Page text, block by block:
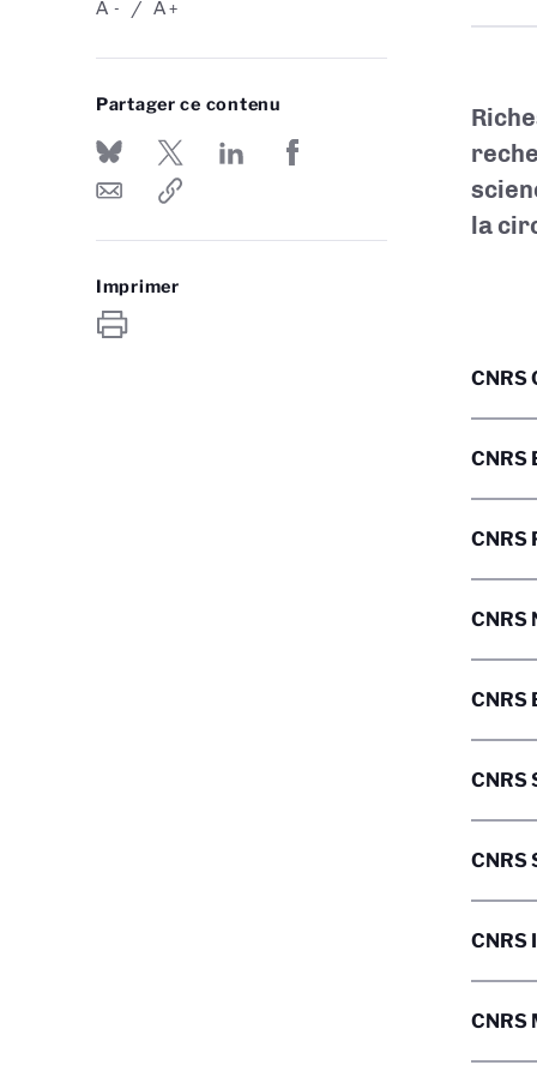
-
A +
A
Partager ce contenu
Imprimer
la
CNRS
CNRS
CNRS
CNRS
CNRS
CNRS
CNRS
CNRS
CNRS